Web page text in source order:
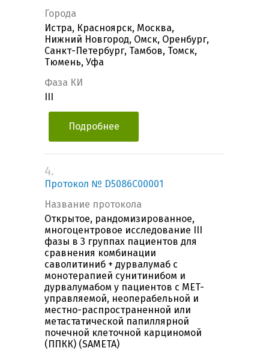
Города
Истра, Красноярск, Москва,
Нижний Новгород, Омск, Оренбург,
Санкт-Петербург, Тамбов, Томск,
Тюмень, Уфа
Фаза КИ
Подробнее
4.
Протокол № D5086C00001
Название протокола
Открытое, рандомизированное,
многоцентровое исследование III
фазы в 3 группах пациентов для
сравнения комбинации
саволитиниб + дурвалумаб с
монотерапией сунитинибом и
дурвалумабом у пациентов с MET-
управляемой, неоперабельной и
местно-распространенной или
метастатической папиллярной
почечной клеточной карциномой
(ППКК) (SAMETA)